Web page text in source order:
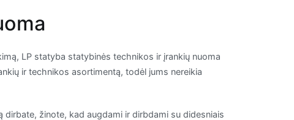
LP statyba statybinės technikos ir įrankių nuoma
ir technikos asortimentą, todėl jums nereikia
žinote, kad augdami ir dirbdami su didesniais